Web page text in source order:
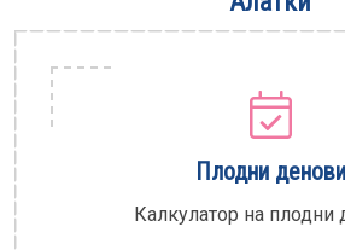
Плодни денови
Калкулатор на плодни